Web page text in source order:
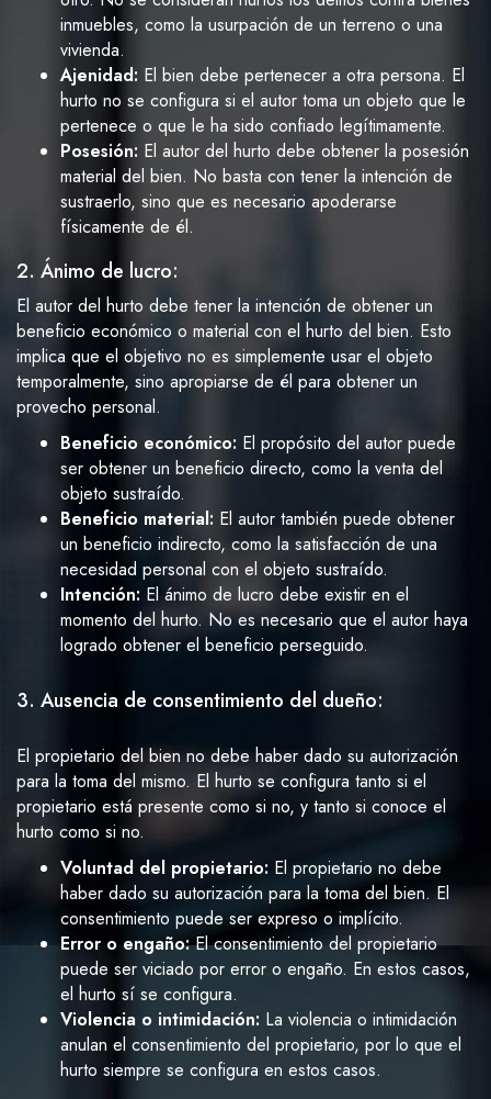
inmuebles, como la usurpación de un terreno o una
vivienda.
Ajenidad: El bien debe pertenecer a otra persona. El
hurto no se configura si el autor toma un objeto que le
pertenece o que le ha sido confiado legítimamente.
Posesión: El autor del hurto debe obtener la posesión
material del bien. No basta con tener la intención de
sustraerlo, sino que es necesario apoderarse
físicamente de él.
2. Ánimo de lucro:
El autor del hurto debe tener la intención de obtener un
beneficio económico o material con el hurto del bien. Esto
implica que el objetivo no es simplemente usar el objeto
temporalmente, sino apropiarse de él para obtener un
provecho personal.
Beneficio económico: El propósito del autor puede
ser obtener un beneficio directo, como la venta del
objeto sustraído.
Beneficio material: El autor también puede obtener
un beneficio indirecto, como la satisfacción de una
necesidad personal con el objeto sustraído.
Intención: El ánimo de lucro debe existir en el
momento del hurto. No es necesario que el autor haya
logrado obtener el beneficio perseguido.
3. Ausencia de consentimiento del dueño:
El propietario del bien no debe haber dado su autorización
para la toma del mismo. El hurto se configura tanto si el
propietario está presente como si no, y tanto si conoce el
hurto como si no.
Voluntad del propietario: El propietario no debe
haber dado su autorización para la toma del bien. El
consentimiento puede ser expreso o implícito.
Error o engaño:El consentimiento del propietario
puede ser viciado por error o engaño. En estos casos,
el hurto sí se configura.
Violencia o intimidación: La violencia o intimidación
anulan el consentimiento del propietario, por lo que el
hurto siempre se configura en estos casos.